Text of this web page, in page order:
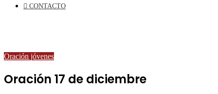
CONTACTO
Oración jóvenes
Oración 17 de diciembre